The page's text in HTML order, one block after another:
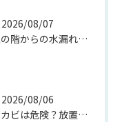
2026/08/07
上の階からの水漏れでカビ｜対処法と業者
2026/08/06
白カビは危険？放置のリスクと取り方